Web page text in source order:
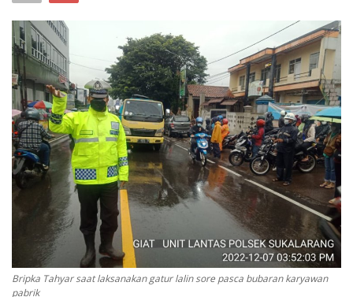
Ketertiban
Keamanan
Kejahatan
Cybers Event
UMKM & Ekonomi Kreatif
Pekerja Migran Indonesia
Ekonomi
Bripka Tahyar saat laksanakan gatur lalin sore pasca bubaran karyawan
pabrik